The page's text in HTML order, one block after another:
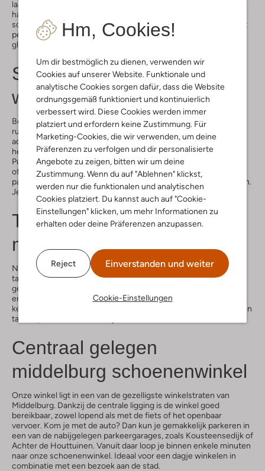
Hm, Cookies!
Um dir bestmöglich zu dienen, verwenden wir
Cookies auf unserer Website. Funktionale und
analytische Cookies sorgen dafür, dass die Website
ordnungsgemäß funktioniert und kontinuierlich
verbessert wird. Diese Cookies werden immer
platziert und erfordern keine Zustimmung. Für
Marketing-Cookies, die wir verwenden, um deine
Präferenzen zu verfolgen und dir personalisierte
Angebote zu zeigen, bitten wir um deine
Zustimmung. Wenn du auf "Ablehnen" klickst,
werden nur die funktionalen und analytischen
Cookies platziert. Du kannst auch auf "Cookie-
Einstellungen" klicken, um mehr Informationen zu
erhalten oder deine Präferenzen anzupassen.
Reject Einverstanden und weiter
Cookie-Einstellungen
laatste trends én het seizoen. Of je nu kiest voor elegante
hakken, casual sneakers of een stevige boot: je vindt ze in onze
schoenenwinkel in Middelburg. Ons team staat voor je klaar met
persoonlijk advies, zodat je met het perfecte paar én een
glimlach de deur uitloopt.
Sneakerkeuze in onze
winkel in Middelburg
Ben je op zoek naar een sneakerwinkel in Middelburg met een
ruime en trendy selectie? Dan ben je bij Omoda aan het juiste
adres. We hebben een uitgebreid aanbod dames- en
herensneakers van merken zoals New Balance, Veja, Vans en
Puma. Of je nu houdt van minimalistisch wit, opvallende kleuren
of een sportieve look: in onze winkel vind je sneakers die bij jou
passen. Laat je inspireren en probeer gerust verschillende stijlen.
Je merkt meteen het verschil in pasvorm én uitstraling.
Tassenwinkel in Middelburg
met stijl
Naast schoenen vind je bij Omoda ook een ruime collectie
tassen. Onze tassen winkel in Middelburg biedt voor elke stijl en
gelegenheid een passend model. Van crossbody’s tot shoppers
en van leren handtassen tot compacte clutches: er is volop
keuze. Onze medewerkers helpen je graag bij het vinden van een
tas die perfect matcht met jouw nieuwe schoenen.
Centraal gelegen
middelburg schoenenwinkel
Onze winkel ligt in een van de gezelligste winkelstraten van
Middelburg. Dankzij de centrale ligging is de winkel goed
bereikbaar, zowel lopend als met de fiets of het openbaar
vervoer. Kom je met de auto? Dan kun je gemakkelijk parkeren in
een van de nabijgelegen parkeergarages, zoals Kousteensedijk of
Achter de Houttuinen. Vanuit daar loop je binnen enkele minuten
naar onze schoenenwinkel. Ideaal voor een dagje winkelen in
combinatie met een bezoek aan de stad.